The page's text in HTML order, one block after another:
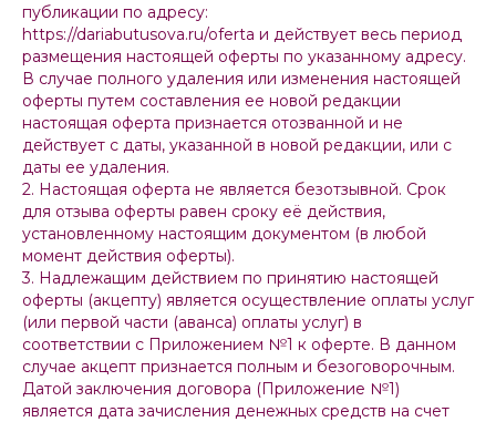
публикации по адресу:
https://dariabutusova.ru/oferta и действует весь период
размещения настоящей оферты по указанному адресу.
В случае полного удаления или изменения настоящей
оферты путем составления ее новой редакции
настоящая оферта признается отозванной и не
действует с даты, указанной в новой редакции, или с
даты ее удаления.
2. Настоящая оферта не является безотзывной. Срок
для отзыва оферты равен сроку её действия,
установленному настоящим документом (в любой
момент действия оферты).
3. Надлежащим действием по принятию настоящей
оферты (акцепту) является осуществление оплаты услуг
(или первой части (аванса) оплаты услуг) в
соответствии с Приложением №1 к оферте. В данном
случае акцепт признается полным и безоговорочным.
Датой заключения договора (Приложение №1)
является дата зачисления денежных средств на счет